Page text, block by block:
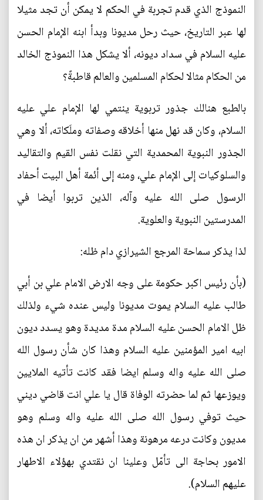
النموذج الذي قدم تجربة في الحكم لا يمكن أن تجد مثيلا
لها عبر التاريخ، حيث رحل مديونا وبدأ ابنه الإمام الحسن
عليه السلام في سداد ديونه، ألا يشكل هذا النموذج الخالد
من الحكام مثالا لحكام المسلمين والعالم قاطبةً؟
بالطبع هنالك جذور تربوية ينتمي لها الإمام علي عليه
السلام، وكان قد نهل منها أخلاقه وصفاته وملَكاته، ألا وهي
الجذور النبوية المحمدية التي نقلت نفس القيم والتقاليد
والسلوكيات إلى الإمام علي، ومنه إلى أئمة أهل البيت أحفاد
الرسول صلى الله عليه وآله، الذين تربوا أيضا في
المدرستين النبوية والعلوية.
لذا يذكر سماحة المرجع الشيرازي دام ظله:
(بأن رئيس اكبر حكومة على وجه الارض الامام علي بن أبي
طالب عليه السلام يموت مديونا وليس عنده شيء ولذلك
ظل الامام الحسن عليه السلام مدة مديدة وهو يسدد ديون
ابيه امير المؤمنين عليه السلام وهذا كان شأن رسول الله
صلى الله عليه واله وسلم ايضا فقد كانت تأتيه الملايين
ويوزعها ثم لما حضرته الوفاة قال يا علي انت قاضي ديني
حيث توفي رسول الله صلى الله عليه واله وسلم وهو
مديون وكانت درعه مرهونة وهذا أشهر من ان يذكر ان هذه
الامور بحاجة الى تأمّل وعلينا ان نقتدي بهؤلاء الاطهار
عليهم السلام).